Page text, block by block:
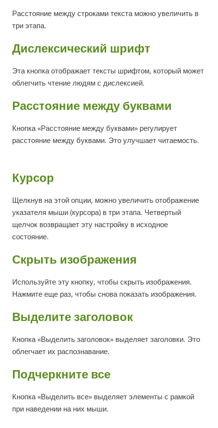
Расстояние между строками текста можно увеличить в
три этапа.
Дислексический шрифт
Эта кнопка отображает тексты шрифтом, который может
облегчить чтение людям с дислексией.
Расстояние между буквами
Кнопка «Расстояние между буквами» регулирует
расстояние между буквами. Это улучшает читаемость.
Курсор
Щелкнув на этой опции, можно увеличить отображение
указателя мыши (курсора) в три этапа. Четвертый
щелчок возвращает эту настройку в исходное
состояние.
Скрыть изображения
Используйте эту кнопку, чтобы скрыть изображения.
Нажмите еще раз, чтобы снова показать изображения.
Выделите заголовок
Кнопка «Выделить заголовок» выделяет заголовки. Это
облегчает их распознавание.
Подчеркните все
Кнопка «Выделить все» выделяет элементы с рамкой
при наведении на них мыши.